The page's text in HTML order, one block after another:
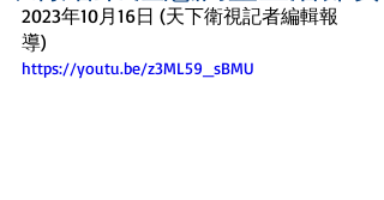
2023年10月16日 (天下衛視記者編輯報
導)
https://youtu.be/z3ML59_sBMU